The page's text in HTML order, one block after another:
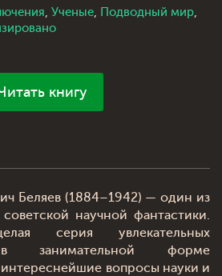
, Ученые, Подводный мир,
книгу
Беляев (1884–1942) — один из
научной фантастики.
серия увлекательных
в занимательной форме
вопросы науки и